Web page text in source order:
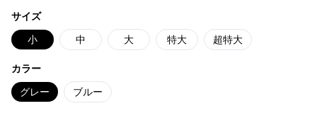
サイズ
小 中 大 特大 超特大
カラー
グレー ブルー